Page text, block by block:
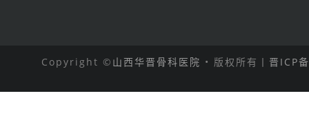
Copyright © 山西华晋骨科医院 • 版权所有丨 晋ICP